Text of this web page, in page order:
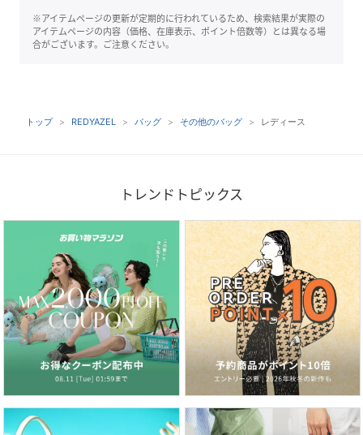
※アイテムページの更新が定期的に行われているため、検索結果が実際の
アイテムページの内容（価格、在庫表示、ポイント倍数等）とは異なる場
合がございます。ご注意ください。
トップ REDYAZEL バッグ その他のバッグ レディース
トレンドトピックス